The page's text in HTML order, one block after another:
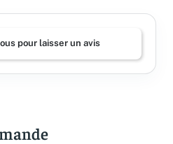
pour laisser un avis